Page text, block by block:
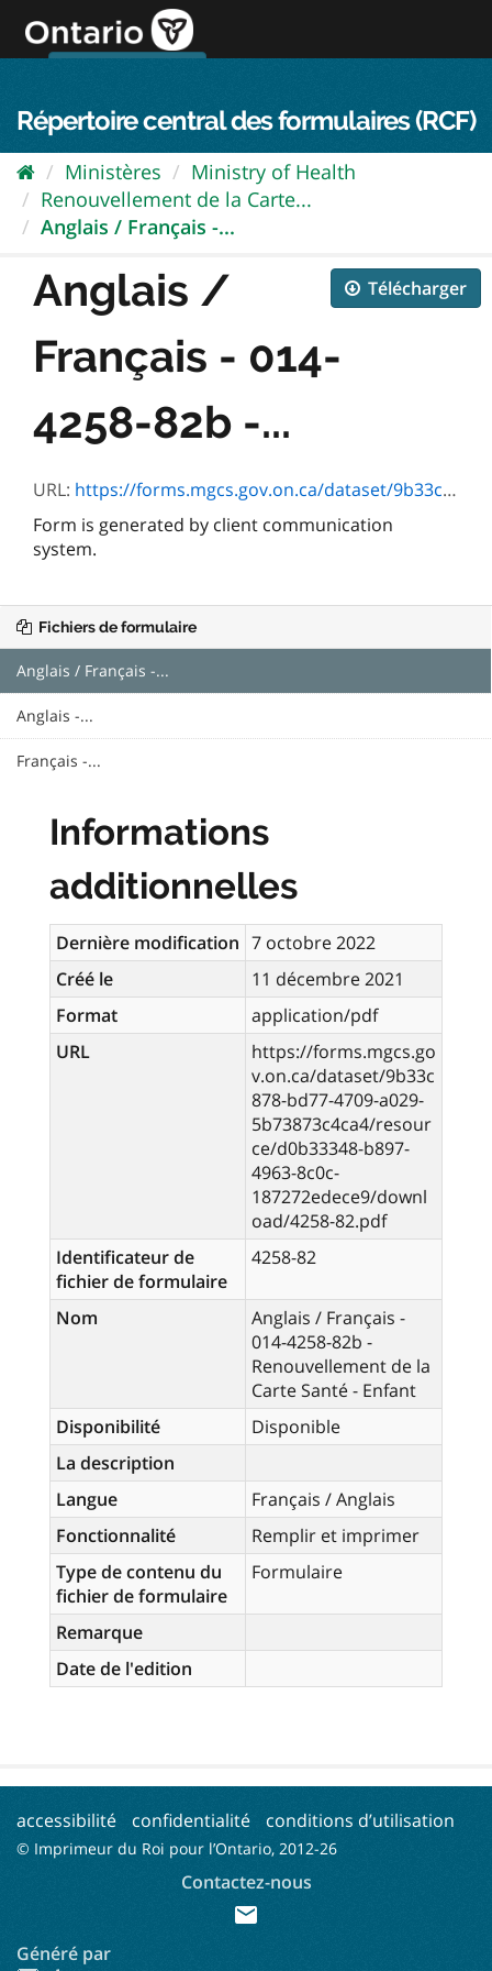
directement
au
Répertoire central des formulaires (RCF)
Ministères
Ministry of Health
Renouvellement de la Carte...
Anglais / Français -...
Télécharger
Anglais /
Français - 014-
4258-82b -...
URL: https://forms.mgcs.gov.on.ca/dataset/9b33c878-bd77-4709-a029-5b73873c4ca4/resource/d0b33348-b897-4963-8c0c-187272edece9/download/4258-82.pdf
Form is generated by client communication
system.
Fichiers de formulaire
Anglais / Français -...
Anglais -...
Français -...
Informations
additionnelles
Dernière modification 7 octobre 2022
Créé le
11 décembre 2021
Format
application/pdf
URL
https://forms.mgcs.go
v.on.ca/dataset/9b33c
878-bd77-4709-a029-
5b73873c4ca4/resour
ce/d0b33348-b897-
4963-8c0c-
187272edece9/downl
oad/4258-82.pdf
Identificateur de
fichier de formulaire
4258-82
Nom
Anglais / Français -
014-4258-82b -
Renouvellement de la
Carte Santé - Enfant
Disponibilité
Disponible
La description
Langue
Français / Anglais
Fonctionnalité
Remplir et imprimer
Type de contenu du
fichier de formulaire
Formulaire
Remarque
Date de l'edition
accessibilité confidentialité conditions d’utilisation
© Imprimeur du Roi pour l’Ontario, 2012-26
Contactez-nous
mail
Généré par